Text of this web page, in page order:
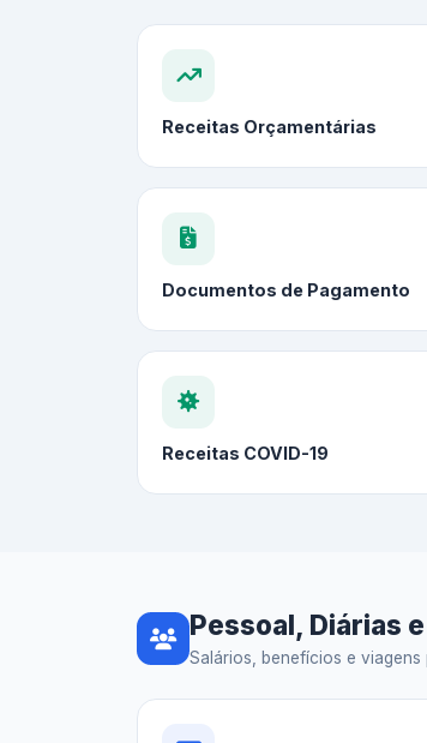
Receitas Orçamentárias
Documentos de Pagamento
Receitas COVID-19
Pessoal, Diárias
Salários, benefícios e viagens